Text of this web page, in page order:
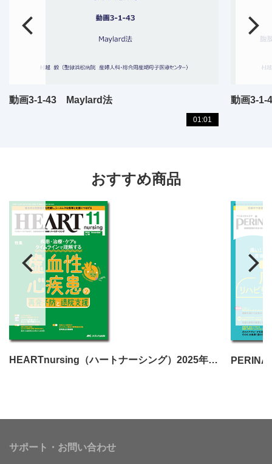
動画3-1-43 Maylard法
01:01
おすすめ商品
HEARTnursing（ハートナーシング）2025年11月号
サポート・お問い合わせ